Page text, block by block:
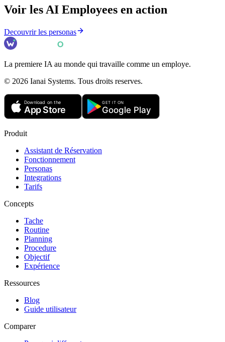
Voir les AI Employees en action
Decouvrir les personas
La premiere IA au monde qui travaille comme un employe.
© 2026 Ianai Systems. Tous droits reserves.
Produit
Assistant de Réservation
Fonctionnement
Personas
Integrations
Tarifs
Concepts
Tache
Routine
Planning
Procedure
Objectif
Expérience
Ressources
Blog
Guide utilisateur
Comparer